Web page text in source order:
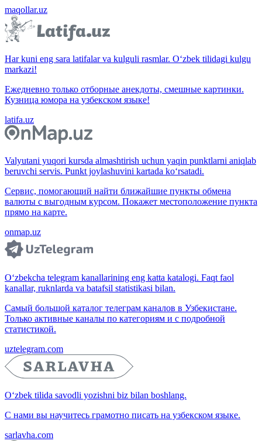
maqollar.uz
Har kuni eng sara latifalar va kulguli rasmlar. O‘zbek tilidagi kulgu
markazi!
Ежедневно только отборные анекдоты, смешные картинки.
Кузница юмора на узбекском языке!
latifa.uz
Valyutani yuqori kursda almashtirish uchun yaqin punktlarni aniqlab
beruvchi servis. Punkt joylashuvini kartada ko‘rsatadi.
Сервис, помогающий найти ближайшие пункты обмена
валюты с выгодным курсом. Покажет местоположение пункта
прямо на карте.
onmap.uz
O‘zbekcha telegram kanallarining eng katta katalogi. Faqt faol
kanallar, ruknlarda va batafsil statistikasi bilan.
Самый большой каталог телеграм каналов в Узбекистане.
Только активные каналы по категориям и с подробной
статистикой.
uztelegram.com
O‘zbek tilida savodli yozishni biz bilan boshlang.
С нами вы научитесь грамотно писать на узбекском языке.
sarlavha.com